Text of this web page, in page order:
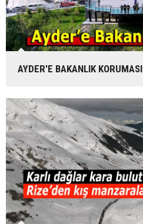
AYDER'E BAKANLIK KORUMASI